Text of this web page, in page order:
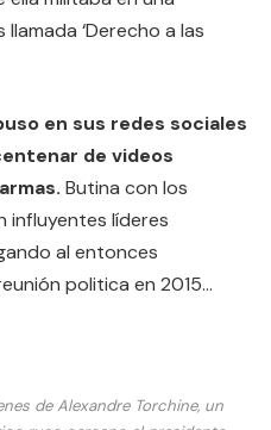
‘Derecho a las
en sus redes sociales
de videos
Butina con los
influyentes líderes
al entonces
politica en 2015…
de Alexandre Torchine, un